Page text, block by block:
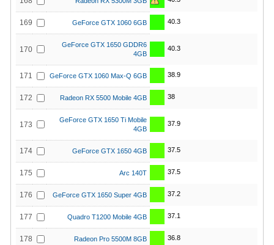
169 GeForce GTX 1060 6GB 40.3
170
GeForce GTX 1650 GDDR6
4GB
40.3
171 GeForce GTX 1060 Max-Q 6GB 38.9
172 Radeon RX 5500 Mobile 4GB 38
173
GeForce GTX 1650 Ti Mobile
4GB
37.9
174 GeForce GTX 1650 4GB 37.5
175 Arc 140T 37.5
176 GeForce GTX 1650 Super 4GB 37.2
177 Quadro T1200 Mobile 4GB 37.1
178 Radeon Pro 5500M 8GB 36.8